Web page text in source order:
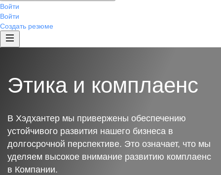
Войти
Войти
Создать резюме
Этика и комплаенс
В Хэдхантер мы привержены обеспечению
устойчивого развития нашего бизнеса в
долгосрочной перспективе. Это означает, что мы
уделяем высокое внимание развитию комплаенс
в Компании.